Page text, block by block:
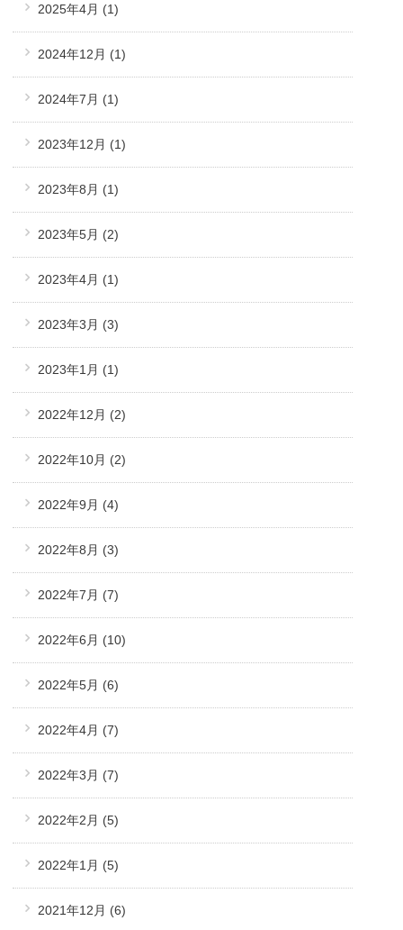
2025年4月 (1)
2024年12月 (1)
2024年7月 (1)
2023年12月 (1)
2023年8月 (1)
2023年5月 (2)
2023年4月 (1)
2023年3月 (3)
2023年1月 (1)
2022年12月 (2)
2022年10月 (2)
2022年9月 (4)
2022年8月 (3)
2022年7月 (7)
2022年6月 (10)
2022年5月 (6)
2022年4月 (7)
2022年3月 (7)
2022年2月 (5)
2022年1月 (5)
2021年12月 (6)